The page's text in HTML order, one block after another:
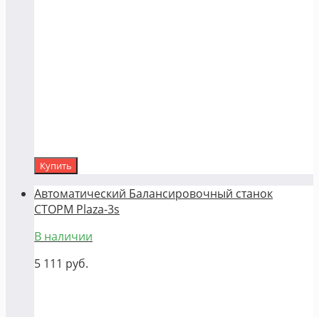
Купить
Автоматический Балансировочный станок
СТОРМ Plaza-3s
В наличии
5 111 руб.